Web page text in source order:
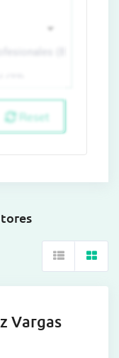
Reset
Vargas